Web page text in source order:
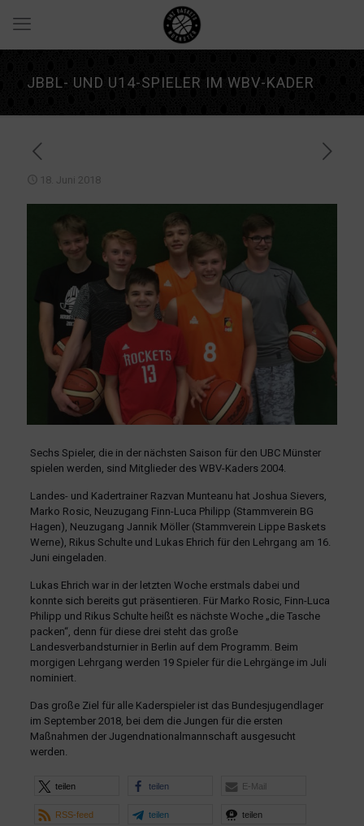
JBBL- UND U14-SPIELER IM WBV-KADER
18. Juni 2018
Sechs Spieler, die in der nächsten Saison für den UBC Münster
spielen werden, sind Mitglieder des WBV-Kaders 2004.
Landes- und Kadertrainer Razvan Munteanu hat Joshua Sievers,
Marko Rosic, Neuzugang Finn-Luca Philipp (Stammverein BG
Hagen), Neuzugang Jannik Möller (Stammverein Lippe Baskets
Werne), Rikus Schulte und Lukas Ehrich für den Lehrgang am 16.
Juni eingeladen.
Lukas Ehrich war in der letzten Woche erstmals dabei und
konnte sich bereits gut präsentieren. Für Marko Rosic, Finn-Luca
Philipp und Rikus Schulte heißt es nächste Woche „die Tasche
packen“, denn für diese drei steht das große
Landesverbandsturnier in Berlin auf dem Programm. Beim
morgigen Lehrgang werden 19 Spieler für die Lehrgänge im Juli
nominiert.
Das große Ziel für alle Kaderspieler ist das Bundesjugendlager
im September 2018, bei dem die Jungen für die ersten
Maßnahmen der Jugendnationalmannschaft ausgesucht
werden.
teilen teilen E-Mail
RSS-feed teilen teilen